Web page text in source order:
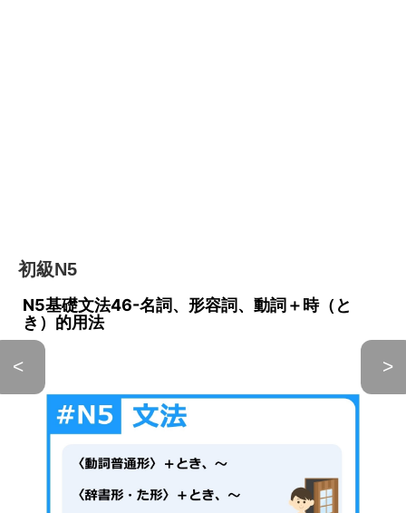
初級N5
N5基礎文法46-名詞、形容詞、動詞＋時（と
き）的用法
< >